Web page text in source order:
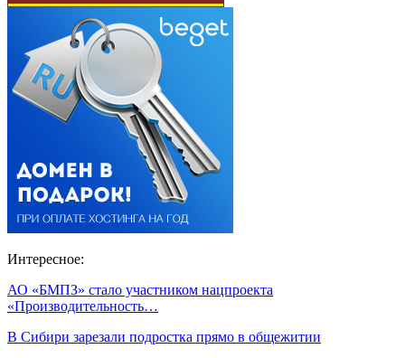
Интересное:
АО «БМПЗ» стало участником нацпроекта
«Производительность…
В Сибири зарезали подростка прямо в общежитии